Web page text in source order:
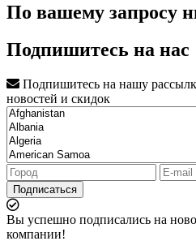
По вашему запросу
Подпишитесь на нас
Подпишитесь на нашу
новостей и скидок
Подписаться
Вы успешно подписались на
компании!